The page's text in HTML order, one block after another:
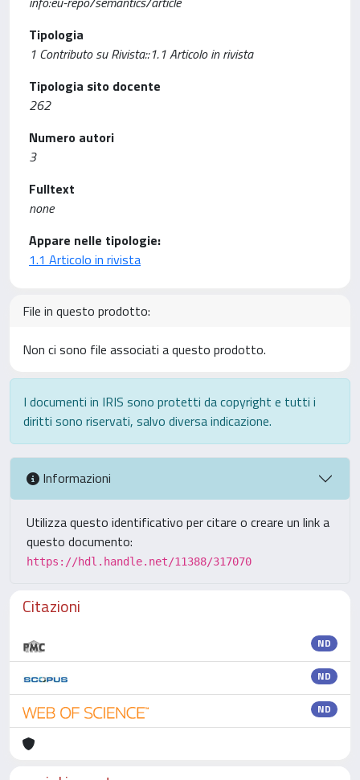
Tipologia
1 Contributo su Rivista::1.1 Articolo in rivista
Tipologia sito docente
262
Numero autori
3
Fulltext
none
Appare nelle tipologie:
1.1 Articolo in rivista
File in questo prodotto:
Non ci sono file associati a questo prodotto.
I documenti in IRIS sono protetti da copyright e tutti i
diritti sono riservati, salvo diversa indicazione.
Informazioni
Utilizza questo identificativo per citare o creare un link a
questo documento:
https://hdl.handle.net/11388/317070
Citazioni
ND
ND
ND